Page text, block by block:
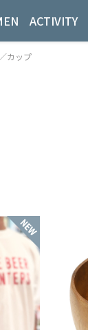
ACTIVITY
カップ